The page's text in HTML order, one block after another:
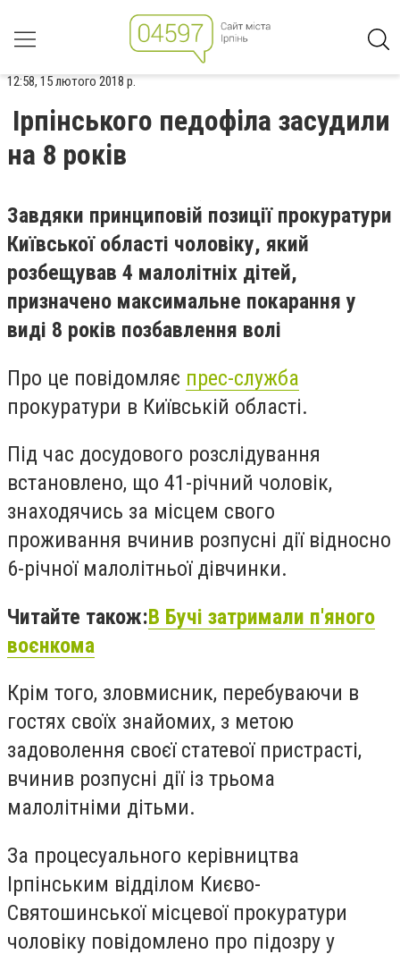
12:58, 15 лютого 2018 р.
Ірпінського педофіла засудили
на 8 років
Завдяки принциповій позиції прокуратури
Київської області чоловіку, який
розбещував 4 малолітніх дітей,
призначено максимальне покарання у
виді 8 років позбавлення волі
Про це повідомляє прес-служба
прокуратури в Київській області.
Під час досудового розслідування
встановлено, що 41-річний чоловік,
знаходячись за місцем свого
проживання вчинив розпусні дії відносно
6-річної малолітньої дівчинки.
Читайте також:В Бучі затримали п'яного
воєнкома
Крім того, зловмисник, перебуваючи в
гостях своїх знайомих, з метою
задоволення своєї статевої пристрасті,
вчинив розпусні дії із трьома
малолітніми дітьми.
За процесуального керівництва
Ірпінським відділом Києво-
Святошинської місцевої прокуратури
чоловіку повідомлено про підозру у